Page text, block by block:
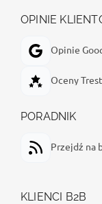
OPINIE
Opinie
Oceny
PORADNIK
Przejdź na
KLIENCI B2B